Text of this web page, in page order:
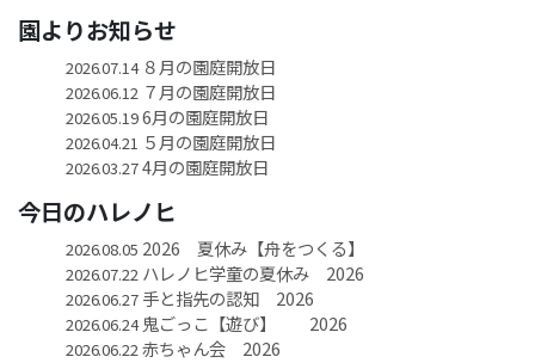
園よりお知らせ
2026.07.14８月の園庭開放日
2026.06.12７月の園庭開放日
2026.05.196月の園庭開放日
2026.04.21 ５月の園庭開放日
2026.03.274月の園庭開放日
今日のハレノヒ
2026.08.05 2026 夏休み【舟をつくる】
2026.07.22ハレノヒ学童の夏休み 2026
2026.06.27手と指先の認知 2026
2026.06.24鬼ごっこ【遊び】 2026
2026.06.22赤ちゃん会 2026